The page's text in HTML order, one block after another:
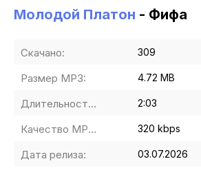
Молодой Платон - Фифа
Скачано: 309
Размер MP3: 4.72 MB
Длительность MP3: 2:03
Качество MP3: 320 kbps
Дата релиза: 03.07.2026